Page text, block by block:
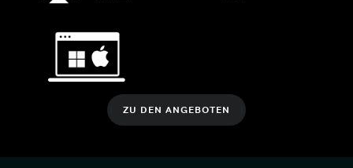
ZU DEN ANGEBOTEN